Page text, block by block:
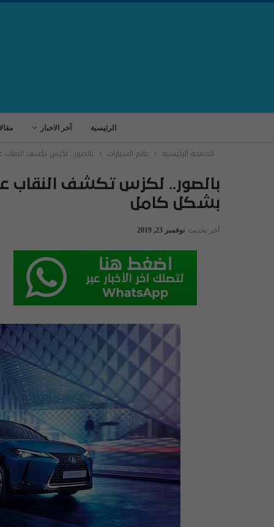
الرئيسية آخر الاخبار
الصفحة الرئيسية عالم السيارات بالصور.. لكزس تكشف النقاب
بالصور.. لكزس تكشف النقاب
بشكل كامل
آخر تحديث نوفمبر 23, 2019